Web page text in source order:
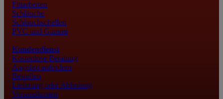
Fittarbeiten
Schläuche
Schlauchschellen
PVC und Gummi
Kundendienst
Kostenlose Beratung
Angebot anfordern
Bestellen
Lieferung oder Abholung
Versandkosten